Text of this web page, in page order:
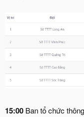
15:00 Ban tổ chức